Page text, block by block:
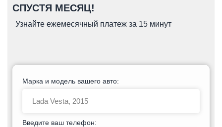
СПУСТЯ МЕСЯЦ!
Узнайте ежемесячный платеж за 15 минут
Марка и модель вашего авто:
Введите ваш телефон: